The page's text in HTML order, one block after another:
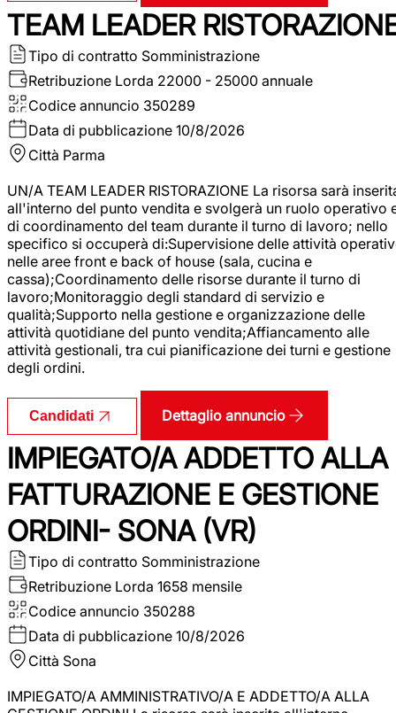
TEAM LEADER
Tipo di contratto Somministrazione
Retribuzione Lorda 22000 - 25000 annuale
Codice annuncio 350289
Data di pubblicazione 10/8/2026
Città Parma
UN/A TEAM LEADER RISTORAZIONE La risorsa sarà
all'interno del punto vendita e svolgerà un ruolo operativo
di coordinamento del team durante il turno di lavoro; nello
specifico si occuperà di:Supervisione delle attività
nelle aree front e back of house (sala, cucina e
cassa);Coordinamento delle risorse durante il turno di
lavoro;Monitoraggio degli standard di servizio e
qualità;Supporto nella gestione e organizzazione delle
attività quotidiane del punto vendita;Affiancamento alle
attività gestionali, tra cui pianificazione dei turni e gestione
degli ordini.
Candidati Dettaglio annuncio
IMPIEGATO/A ADDETTO ALLA
FATTURAZIONE E GESTIONE
ORDINI- SONA (VR)
Tipo di contratto Somministrazione
Retribuzione Lorda 1658 mensile
Codice annuncio 350288
Data di pubblicazione 10/8/2026
Città Sona
IMPIEGATO/A AMMINISTRATIVO/A E ADDETTO/A ALLA